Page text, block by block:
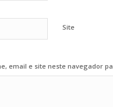
Site
email e site neste navegador